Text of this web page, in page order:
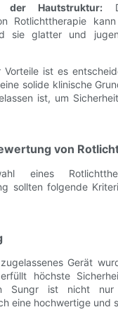
der Hautstruktur:
Rotlichttherapie
sie glatter und
Vorteile ist es
solide klinische
ist, um
von
eines
sollten folgende
Gerät
höchste
Sungr ist nicht nur
eine hochwertige und